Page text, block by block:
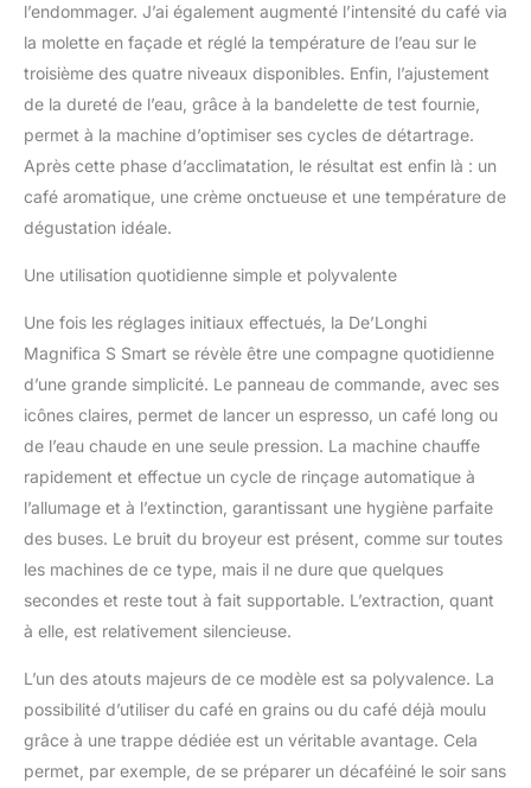
l’endommager. J’ai également augmenté l’intensité du café via
la molette en façade et réglé la température de l’eau sur le
troisième des quatre niveaux disponibles. Enfin, l’ajustement
de la dureté de l’eau, grâce à la bandelette de test fournie,
permet à la machine d’optimiser ses cycles de détartrage.
Après cette phase d’acclimatation, le résultat est enfin là : un
café aromatique, une crème onctueuse et une température de
dégustation idéale.
Une utilisation quotidienne simple et polyvalente
Une fois les réglages initiaux effectués, la De’Longhi
Magnifica S Smart se révèle être une compagne quotidienne
d’une grande simplicité. Le panneau de commande, avec ses
icônes claires, permet de lancer un espresso, un café long ou
de l’eau chaude en une seule pression. La machine chauffe
rapidement et effectue un cycle de rinçage automatique à
l’allumage et à l’extinction, garantissant une hygiène parfaite
des buses. Le bruit du broyeur est présent, comme sur toutes
les machines de ce type, mais il ne dure que quelques
secondes et reste tout à fait supportable. L’extraction, quant
à elle, est relativement silencieuse.
L’un des atouts majeurs de ce modèle est sa polyvalence. La
possibilité d’utiliser du café en grains ou du café déjà moulu
grâce à une trappe dédiée est un véritable avantage. Cela
permet, par exemple, de se préparer un décaféiné le soir sans